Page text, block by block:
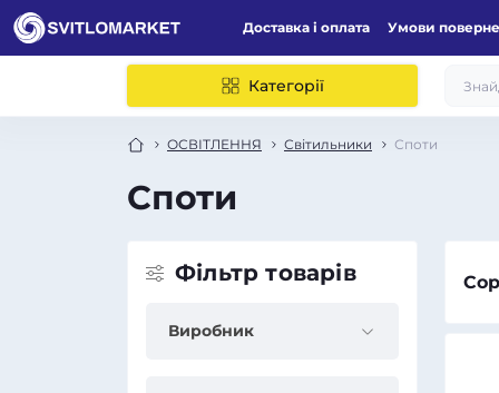
Доставка і оплата Умови
Категорії
ОСВІТЛЕННЯ Світильники Споти
Споти
Фільтр товарів
Виробник